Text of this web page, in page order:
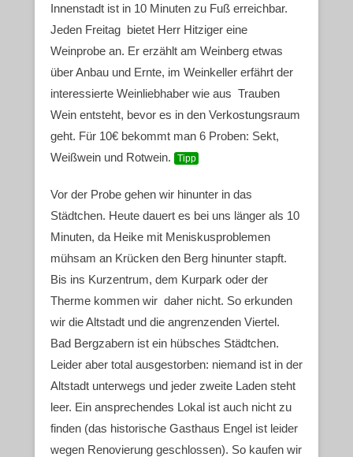
Innenstadt ist in 10 Minuten zu Fuß erreichbar.
Jeden Freitag bietet Herr Hitziger eine
Weinprobe an. Er erzählt am Weinberg etwas
über Anbau und Ernte, im Weinkeller erfährt der
interessierte Weinliebhaber wie aus Trauben
Wein entsteht, bevor es in den Verkostungsraum
geht. Für 10€ bekommt man 6 Proben: Sekt,
Weißwein und Rotwein.
Tipp
Vor der Probe gehen wir hinunter in das
Städtchen. Heute dauert es bei uns länger als 10
Minuten, da Heike mit Meniskusproblemen
mühsam an Krücken den Berg hinunter stapft.
Bis ins Kurzentrum, dem Kurpark oder der
Therme kommen wir daher nicht. So erkunden
wir die Altstadt und die angrenzenden Viertel.
Bad Bergzabern ist ein hübsches Städtchen.
Leider aber total ausgestorben: niemand ist in der
Altstadt unterwegs und jeder zweite Laden steht
leer. Ein ansprechendes Lokal ist auch nicht zu
finden (das historische Gasthaus Engel ist leider
wegen Renovierung geschlossen). So kaufen wir